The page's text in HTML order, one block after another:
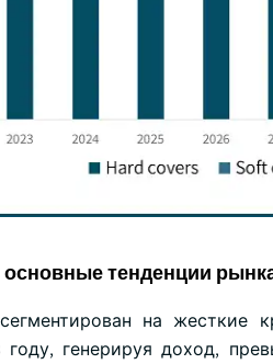
тенденции
на
генерируя доход,